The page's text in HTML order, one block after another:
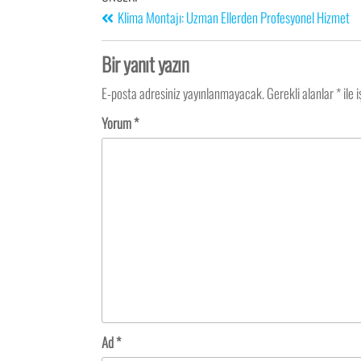
Klima Montajı: Uzman Ellerden Profesyonel Hizmet
Bir yanıt yazın
E-posta adresiniz yayınlanmayacak.Gerekli alanlar*ile
Yorum*
Ad*